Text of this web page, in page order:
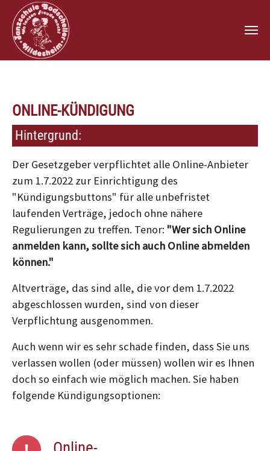
ONLINE-KÜNDIGUNG
Hintergrund:
Der Gesetzgeber verpflichtet alle Online-Anbieter
zum 1.7.2022 zur Einrichtigung des
"Kündigungsbuttons" für alle unbefristet
laufenden Verträge, jedoch ohne nähere
Regulierungen zu treffen. Tenor: "Wer sich Online
anmelden kann, sollte sich auch Online abmelden
können."
Altverträge, das sind alle, die vor dem 1.7.2022
abgeschlossen wurden, sind von dieser
Verpflichtung ausgenommen.
Auch wenn wir es sehr schade finden, dass Sie uns
verlassen wollen (oder müssen) wollen wir es Ihnen
doch so einfach wie möglich machen. Sie haben
folgende Kündigungsoptionen: